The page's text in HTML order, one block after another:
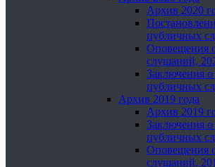
Архив 2020
публичных
Оповещения
слушаний,
Заключения о
публичных
Архив 2019 года
Архив 2019
Заключения о
публичных
Оповещения
слушаний,